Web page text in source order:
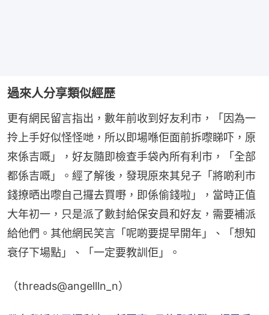
過來人分享類似經歷
更有網民留言指出，數年前收到好友利市，「因為一
拎上手好似怪怪哋，所以即場喺佢面前拆嚟睇吓，原
來係吉嘅」，好友隨即檢查手袋內所有利市，「全部
都係吉嘅」。經了解後，發現原來其兒子「將啲利市
錢撩晒出嚟自己攞去買嘢，即係偷錢啦」，當時正值
大年初一，只是派了數封給保安員和好友，需要補派
給他們。其他網民笑言「呢啲要提早開年」、「想知
衰仔下場點」、「一定要教訓佢」。
（threads@angellln_n）